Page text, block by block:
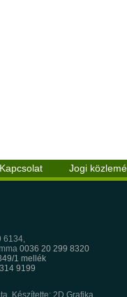
Kapcsolat Jogi
6134,
0036 20 299 8320
1 mellék
9199
Készítette: 2D Grafika